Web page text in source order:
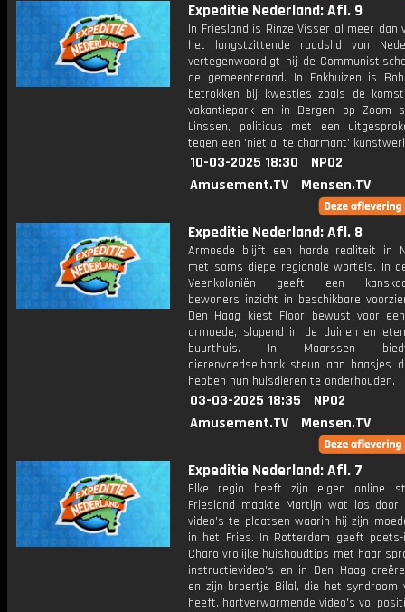
Expeditie Nederland: Afl. 9
In Friesland is Rinze Visser al meer dan
het langstzittende raadslid van
vertegenwoordigt hij de
de gemeenteraad. In Enkhuizen is
betrokken bij kwesties zoals de
vakantiepark en in Bergen op Zoom
Linssen, politicus met een
tegen een 'niet al te charmant'
10-03-2025 18:30
NPO2
Amusement.TV
Mensen.TV
Expeditie Nederland: Afl. 8
Armoede blijft een harde realiteit in
met soms diepe regionale wortels. In
Veenkoloniën geeft een
bewoners inzicht in beschikbare
Den Haag kiest Floor bewust voor
armoede, slapend in de duinen en
buurthuis. In Maarssen
dierenvoedselbank steun aan baasjes
hebben hun huisdieren te onderhouden.
03-03-2025 18:35
NPO2
Amusement.TV
Mensen.TV
Expeditie Nederland: Afl. 7
Elke regio heeft zijn eigen online
Friesland maakte Martijn wat los door
video's te plaatsen waarin hij zijn
in het Fries. In Rotterdam geeft poets-
Charo vrolijke huishoudtips met haar
instructievideo's en in Den Haag
en zijn broertje Bilal, die het syndroom
heeft, hartverwarmende video's vol